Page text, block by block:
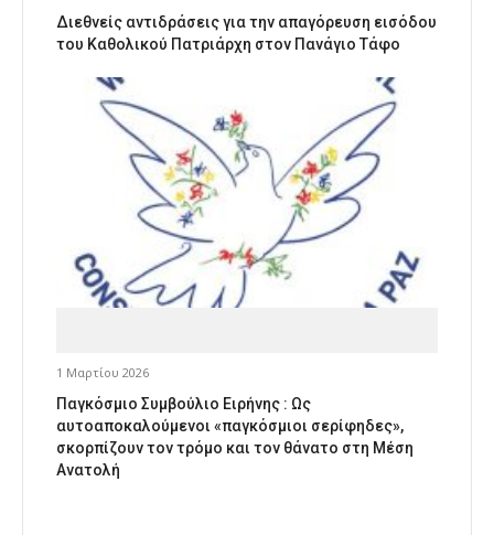
Διεθνείς αντιδράσεις για την απαγόρευση εισόδου
του Καθολικού Πατριάρχη στον Πανάγιο Τάφο
1 Μαρτίου 2026
Παγκόσμιο Συμβούλιο Ειρήνης : Ως
αυτοαποκαλούμενοι «παγκόσμιοι σερίφηδες»,
σκορπίζουν τον τρόμο και τον θάνατο στη Μέση
Ανατολή